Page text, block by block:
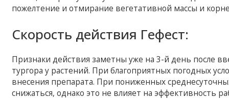
пожелтение и отмирание вегетативной массы и
Скорость действия Гефест:
Признаки действия заметны уже на 3-й день после
тургора у растений. При благоприятных погодных
внесения препарата. При пониженных
снижаться, однако это не влияет на эффективность